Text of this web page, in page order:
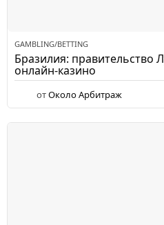
GAMBLING/BETTING
Бразилия: правительство
онлайн-казино
отОколо Арбитраж